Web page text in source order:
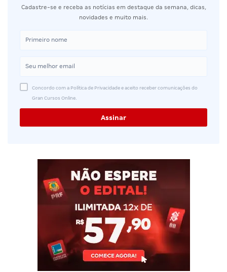
Cadastre-se e receba as notícias em destaque da semana, dicas,
novidades e muito mais.
Concordo com a Política de Privacidade e aceito receber comunicações do
Gran Cursos Online.